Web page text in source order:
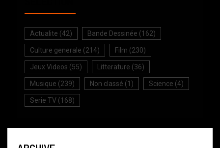
Actualite (42) Bande Dessinée (162)
Culture generale (214) Film (230)
Jeux Videos (55) Litterature (36)
Musique (239) Non classé (1) Science (4)
Serie TV (168)